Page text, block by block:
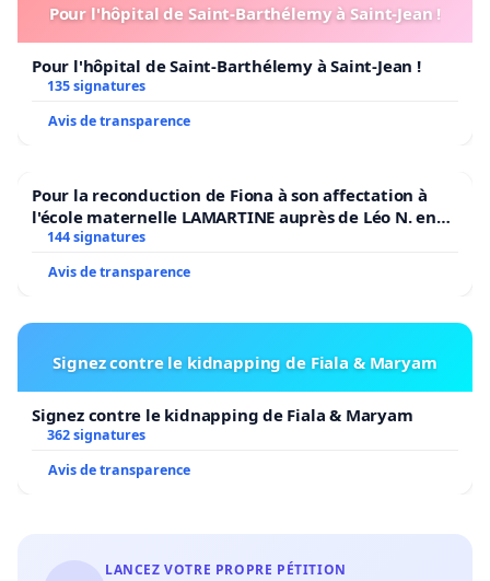
Pour l'hôpital de Saint-Barthélemy à Saint-Jean !
Pour l'hôpital de Saint-Barthélemy à Saint-Jean !
135 signatures
Avis de transparence
Pour la reconduction de Fiona à son affectation à
l'école maternelle LAMARTINE auprès de Léo N. en
2026/2027
144 signatures
Avis de transparence
Signez contre le kidnapping de Fiala & Maryam
Signez contre le kidnapping de Fiala & Maryam
362 signatures
Avis de transparence
LANCEZ VOTRE PROPRE PÉTITION